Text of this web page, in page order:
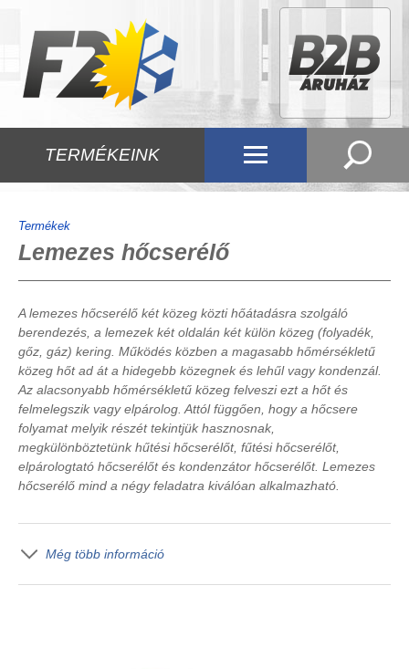
TERMÉKEINK
Termékek
Lemezes hőcserélő
A lemezes hőcserélő két közeg közti hőátadásra szolgáló
berendezés, a lemezek két oldalán két külön közeg (folyadék,
gőz, gáz) kering. Működés közben a magasabb hőmérsékletű
közeg hőt ad át a hidegebb közegnek és lehűl vagy kondenzál.
Az alacsonyabb hőmérsékletű közeg felveszi ezt a hőt és
felmelegszik vagy elpárolog. Attól függően, hogy a hőcsere
folyamat melyik részét tekintjük hasznosnak,
megkülönböztetünk hűtési hőcserélőt, fűtési hőcserélőt,
elpárologtató hőcserélőt és kondenzátor hőcserélőt. Lemezes
hőcserélő mind a négy feladatra kiválóan alkalmazható.
Még több információ